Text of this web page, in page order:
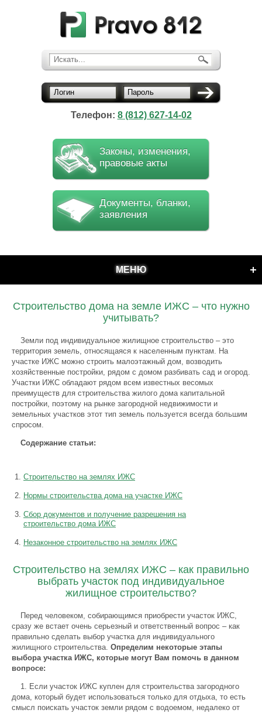
Искать...
Логин Пароль
Телефон: 8 (812) 627-14-02
Законы, изменения,
правовые акты
Документы, бланки,
заявления
МЕНЮ
Строительство дома на земле ИЖС – что нужно
учитывать?
Земли под индивидуальное жилищное строительство – это
территория земель, относящаяся к населенным пунктам. На
участке ИЖС можно строить малоэтажный дом, возводить
хозяйственные постройки, рядом с домом разбивать сад и огород.
Участки ИЖС обладают рядом всем известных весомых
преимуществ для строительства жилого дома капитальной
постройки, поэтому на рынке загородной недвижимости и
земельных участков этот тип земель пользуется всегда большим
спросом.
Содержание статьи:
Строительство на землях ИЖС
Нормы строительства дома на участке ИЖС
Сбор документов и получение разрешения на
строительство дома ИЖС
Незаконное строительство на землях ИЖС
Строительство на землях ИЖС – как правильно
выбрать участок под индивидуальное
жилищное строительство?
Перед человеком, собирающимся приобрести участок ИЖС,
сразу же встает очень серьезный и ответственный вопрос – как
правильно сделать выбор участка для индивидуального
жилищного строительства. Определим некоторые этапы
выбора участка ИЖС, которые могут Вам помочь в данном
вопросе:
1. Если участок ИЖС куплен для строительства загородного
дома, который будет использоваться только для отдыха, то есть
смысл поискать участок земли рядом с водоемом, недалеко от